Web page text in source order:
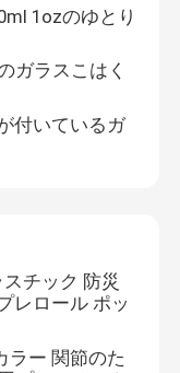
1ozのゆとり
ガラスこはく
付いているガ
チック 防災
レロール ポッ
ラー 関節のた